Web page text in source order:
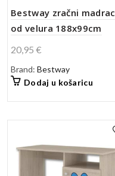
Bestway zračni madrac
od velura 188x99cm
20,95€
Brand:Bestway
Dodaj u košaricu